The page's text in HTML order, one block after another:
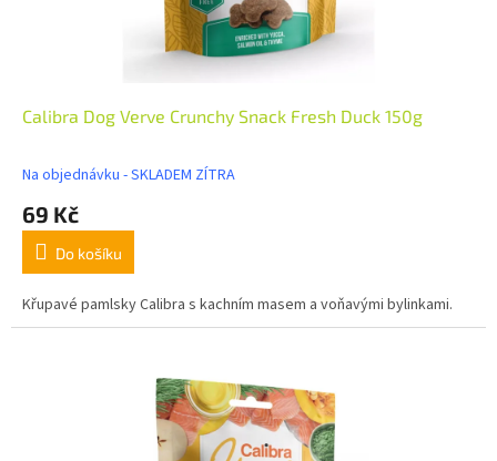
Calibra Dog Verve Crunchy Snack Fresh Duck 150g
Na objednávku - SKLADEM ZÍTRA
69 Kč
Do košíku
Křupavé pamlsky Calibra s kachním masem a voňavými bylinkami.